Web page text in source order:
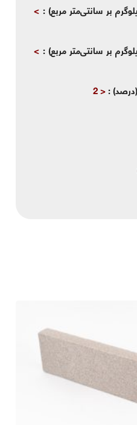
بر سانتی‌متر مربع):
>
بر سانتی‌متر مربع):
>
:
< 2